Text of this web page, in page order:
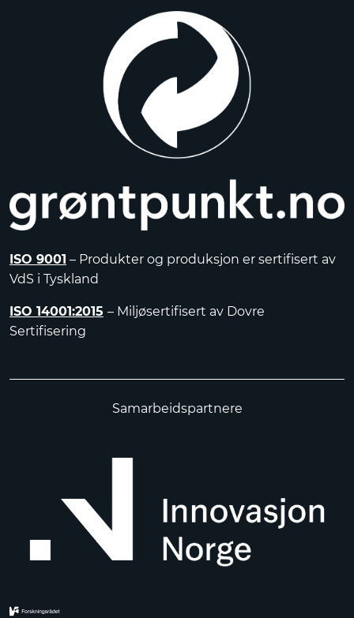
ISO 9001 – Produkter og produksjon er sertifisert av
VdS i Tyskland
ISO 14001:2015 – Miljøsertifisert av Dovre
Sertifisering
Samarbeidspartnere